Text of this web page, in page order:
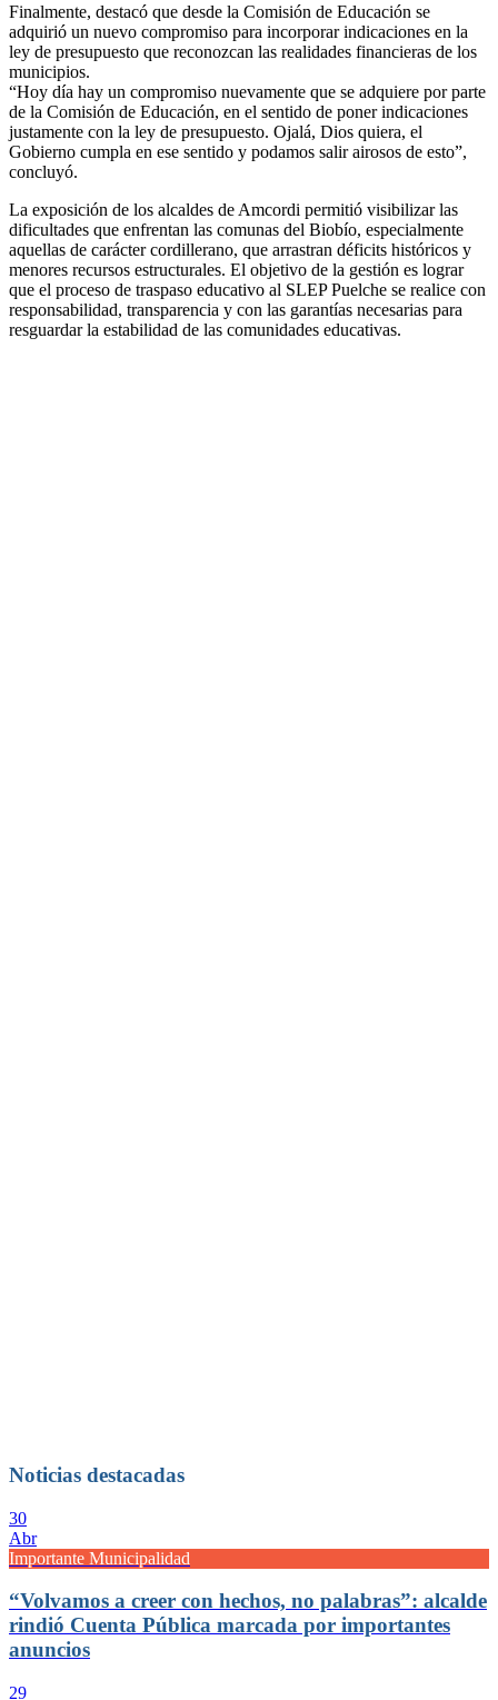
Finalmente, destacó que desde la Comisión de Educación se
adquirió un nuevo compromiso para incorporar indicaciones en la
ley de presupuesto que reconozcan las realidades financieras de los
municipios.
“Hoy día hay un compromiso nuevamente que se adquiere por parte
de la Comisión de Educación, en el sentido de poner indicaciones
justamente con la ley de presupuesto. Ojalá, Dios quiera, el
Gobierno cumpla en ese sentido y podamos salir airosos de esto”,
concluyó.
La exposición de los alcaldes de Amcordi permitió visibilizar las
dificultades que enfrentan las comunas del Biobío, especialmente
aquellas de carácter cordillerano, que arrastran déficits históricos y
menores recursos estructurales. El objetivo de la gestión es lograr
que el proceso de traspaso educativo al SLEP Puelche se realice con
responsabilidad, transparencia y con las garantías necesarias para
resguardar la estabilidad de las comunidades educativas.
Noticias destacadas
30
Abr
Importante Municipalidad
“Volvamos a creer con hechos, no palabras”: alcalde
rindió Cuenta Pública marcada por importantes
anuncios
29